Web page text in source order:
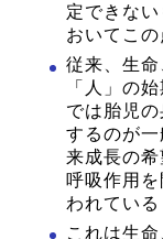
定できな
おいてこ
従来、生
「人」の
では胎児
するのが
来成長の希
呼吸作用
われている
これは生